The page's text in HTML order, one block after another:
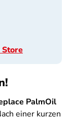
Store
PalmOil
einer kurzen